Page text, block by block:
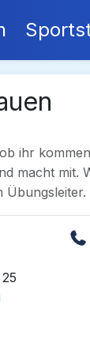
ihr
macht mit.
Übungsleiter.